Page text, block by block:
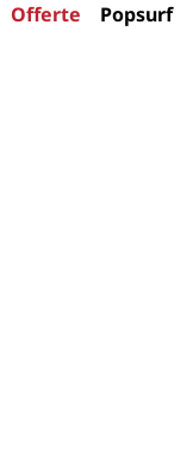
Offerte Popsurf